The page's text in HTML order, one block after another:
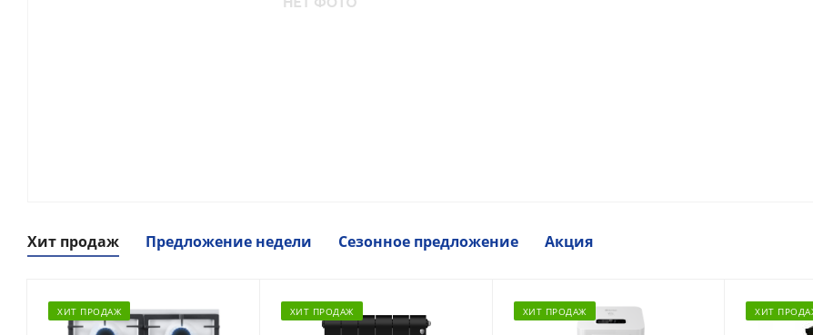
Хит продаж Предложение недели Сезонное предложение Акция
ХИТ ПРОДАЖ ХИТ ПРОДАЖ ХИТ ПРОДАЖ ХИТ